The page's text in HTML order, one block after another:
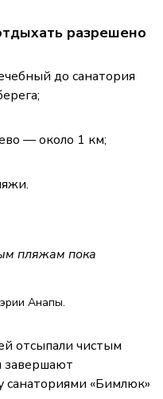
разрешено
до санатория
— около 1 км;
пляжам пока
Анапы.
отсыпали чистым
завершают
санаториями «Бимлюк»